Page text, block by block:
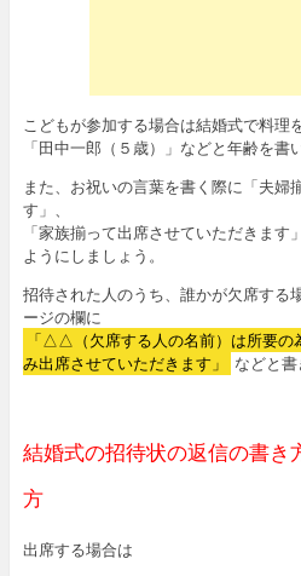
こどもが参加する場合は結婚式で料理
「田中一郎（５歳）」などと年齢を書
また、お祝いの言葉を書く際に「夫婦
す」、
「家族揃って出席させていただきま
ようにしましょう。
招待された人のうち、誰かが欠席する
ージの欄に
「△△（欠席する人の名前）は所要
み出席させていただきます」
などと書
結婚式の招待状の返信の書き
方
出席する場合は